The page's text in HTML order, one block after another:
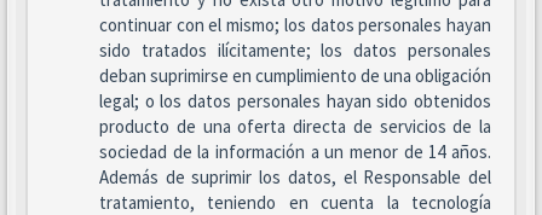
continuar con el mismo; los datos personales hayan
sido tratados ilícitamente; los datos personales
deban suprimirse en cumplimiento de una obligación
legal; o los datos personales hayan sido obtenidos
producto de una oferta directa de servicios de la
sociedad de la información a un menor de 14 años.
Además de suprimir los datos, el Responsable del
tratamiento, teniendo en cuenta la tecnología